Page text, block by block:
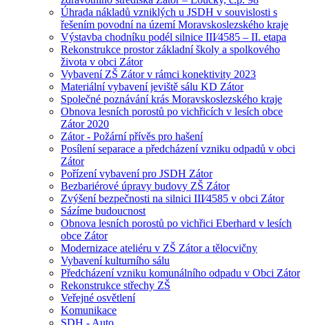
Úhrada nákladů vzniklých u JSDH v souvislosti s
řešením povodní na území Moravskoslezského kraje
Výstavba chodníku podél silnice III⁄4585 – II. etapa
Rekonstrukce prostor základní školy a spolkového
života v obci Zátor
Vybavení ZŠ Zátor v rámci konektivity 2023
Materiální vybavení jeviště sálu KD Zátor
Společné poznávání krás Moravskoslezského kraje
Obnova lesních porostů po vichřicích v lesích obce
Zátor 2020
Zátor - Požární přívěs pro hašení
Posílení separace a předcházení vzniku odpadů v obci
Zátor
Pořízení vybavení pro JSDH Zátor
Bezbariérové úpravy budovy ZŠ Zátor
Zvýšení bezpečnosti na silnici III⁄4585 v obci Zátor
Sázíme budoucnost
Obnova lesních porostů po vichřici Eberhard v lesích
obce Zátor
Modernizace ateliéru v ZŠ Zátor a tělocvičny
Vybavení kulturního sálu
Předcházení vzniku komunálního odpadu v Obci Zátor
Rekonstrukce střechy ZŠ
Veřejné osvětlení
Komunikace
SDH - Auto